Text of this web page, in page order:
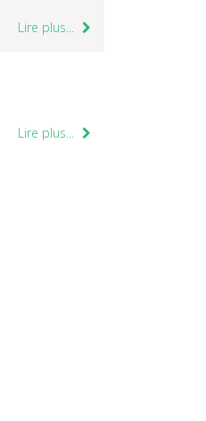
Lire plus...
Lire plus...